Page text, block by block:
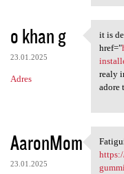
o khan g
23.01.2025
Adres
it is
it is
href="
realy
adore
AaronMom
23.01.2025